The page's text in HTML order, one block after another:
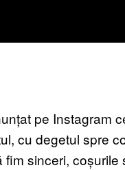
pe Instagram
cu degetul spre
sinceri,